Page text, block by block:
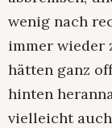
wenig nach
immer wieder
hätten ganz
hinten
vielleicht